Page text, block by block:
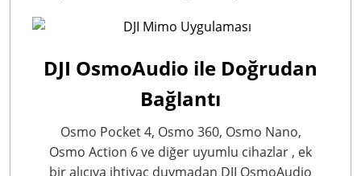
DJI OsmoAudio ile Doğrudan
Bağlantı
Osmo Pocket 4, Osmo 360, Osmo Nano,
Osmo Action 6 ve diğer uyumlu cihazlar , ek
bir alıcıya ihtiyaç duymadan DJI OsmoAudio